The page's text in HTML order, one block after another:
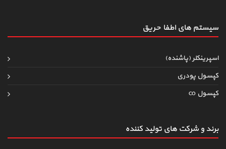
سیستم های اطفاءحریق
اسپرینکلر (پاشنده)
کپسول پودری
کپسول co
برند و شرکت های تولید کننده